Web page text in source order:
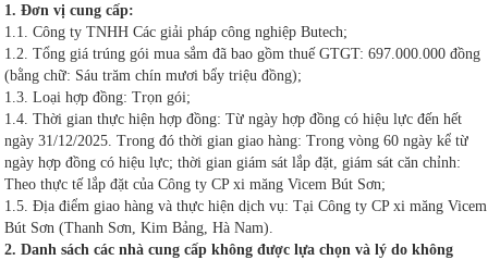
1. Đơn vị cung cấp:
1.1. Công ty TNHH Các giải pháp công nghiệp Butech;
1.2. Tổng giá trúng gói mua sắm đã bao gồm thuế GTGT: 697.000.000 đồng
(bằng chữ: Sáu trăm chín mươi bẩy triệu đồng);
1.3. Loại hợp đồng: Trọn gói;
1.4. Thời gian thực hiện hợp đồng: Từ ngày hợp đồng có hiệu lực đến hết
ngày 31/12/2025. Trong đó thời gian giao hàng: Trong vòng 60 ngày kể từ
ngày hợp đồng có hiệu lực; thời gian giám sát lắp đặt, giám sát căn chỉnh:
Theo thực tế lắp đặt của Công ty CP xi măng Vicem Bút Sơn;
1.5. Địa điểm giao hàng và thực hiện dịch vụ: Tại Công ty CP xi măng Vicem
Bút Sơn (Thanh Sơn, Kim Bảng, Hà Nam).
2. Danh sách các nhà cung cấp không được lựa chọn và lý do không